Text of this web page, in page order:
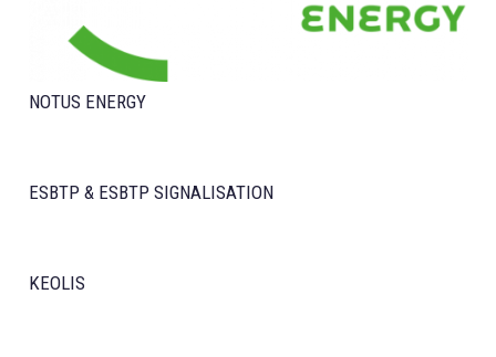
NOTUS ENERGY
ESBTP & ESBTP SIGNALISATION
KEOLIS